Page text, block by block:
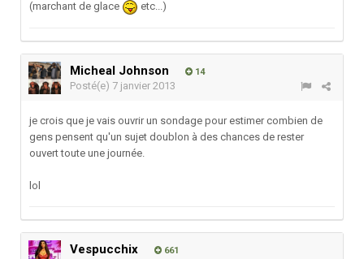
(marchant de glace
etc...)
Micheal Johnson 14
Posté(e) 7 janvier 2013
je crois que je vais ouvrir un sondage pour estimer combien de
gens pensent qu'un sujet doublon à des chances de rester
ouvert toute une journée.
lol
Vespucchix 661